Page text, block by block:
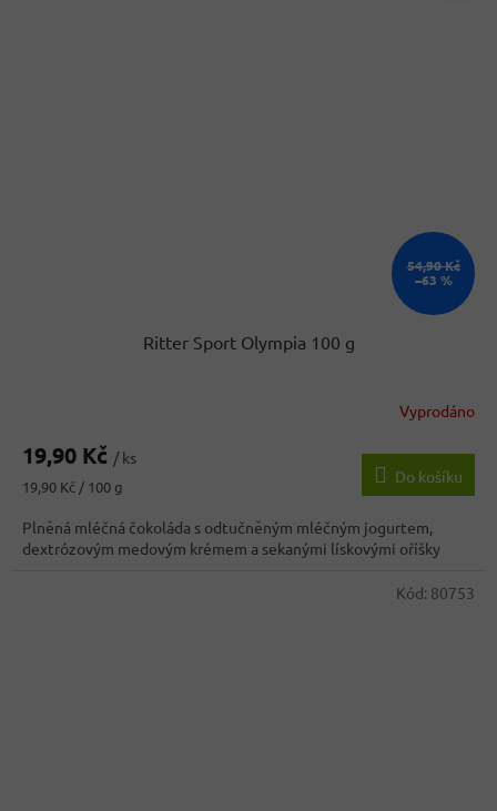
54,90 Kč
–63 %
Ritter Sport Olympia 100 g
Vyprodáno
19,90 Kč / ks
Měrná
19,90 Kč / 100 g
Do košíku
Plněná mléčná čokoláda s odtučněným mléčným jogurtem,
dextrózovým medovým krémem a sekanými lískovými oříšky
Kód: 80753